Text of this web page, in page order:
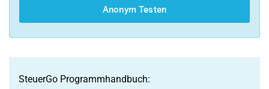
Anonym Testen
SteuerGo Programmhandbuch: